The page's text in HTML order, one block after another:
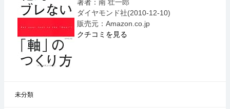
著者：南 壮一郎
ダイヤモンド社(2010-12-10)
販売元：Amazon.co.jp
クチコミを見る
未分類